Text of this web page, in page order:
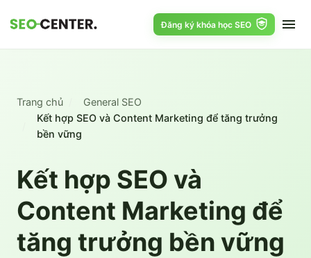
Đăng ký khóa học SEO
Trang chủ
General SEO
Kết hợp SEO và Content Marketing để tăng trưởng
bền vững
Kết hợp SEO và
Content Marketing để
tăng trưởng bền vững